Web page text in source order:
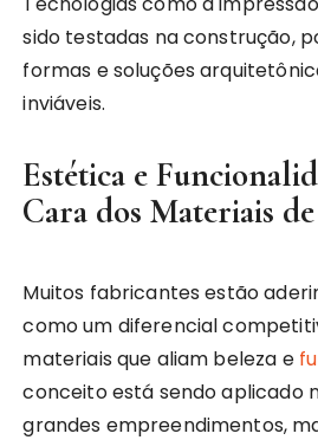
sido testadas na construção,
formas e soluções
inviáveis.
Estética e
Cara dos Materiais
Muitos fabricantes estão
como um diferencial
materiais que aliam beleza e
conceito está sendo aplicado
grandes empreendimentos,